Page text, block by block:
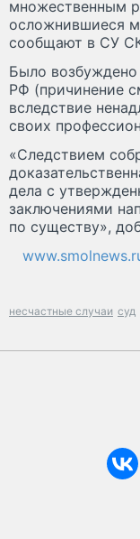
множественным
осложнившиеся
сообщают в СУ
Было возбуждено
РФ (причинение
вследствие
своих
«Следствием
дела с
заключениями
по существу»,
несчастные случаи суд